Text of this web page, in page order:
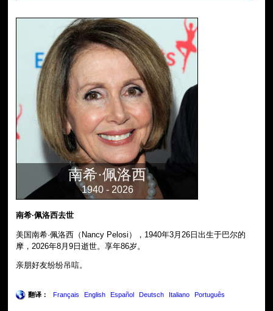
南希·佩洛西
1940 - 2026
南希·佩洛西去世
美国南希·佩洛西（Nancy Pelosi），1940年3月26日出生于巴尔的
摩，2026年8月9日逝世。享年86岁。
亲朋好友纷纷吊唁。
翻译： Français English Español Deutsch Italiano Português